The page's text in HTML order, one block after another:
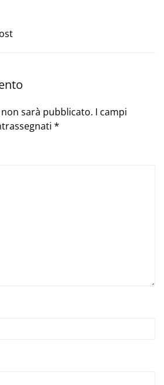
sarà pubblicato. I campi
*